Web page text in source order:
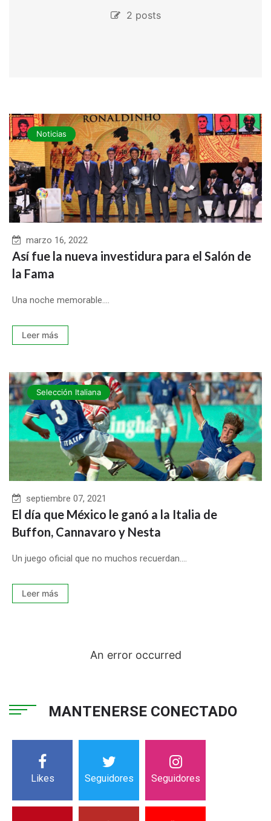
2 posts
Noticias
marzo 16, 2022
Así fue la nueva investidura para el Salón de
la Fama
Una noche memorable....
Leer más
Selección Italiana
septiembre 07, 2021
El día que México le ganó a la Italia de
Buffon, Cannavaro y Nesta
Un juego oficial que no muchos recuerdan....
Leer más
An error occurred
MANTENERSE CONECTADO
Likes Seguidores Seguidores